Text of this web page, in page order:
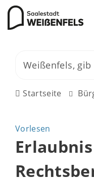
Startseite
Vorlesen